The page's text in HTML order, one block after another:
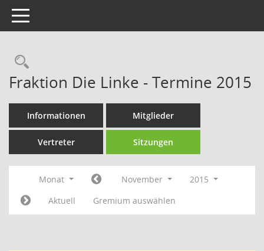
Toggle navigation
Rechercheauswahl
Fraktion Die Linke - Termine 2015
Informationen Mitglieder
Vertreter Sitzungen
Monat November
2015
Aktuell
Gremium auswählen